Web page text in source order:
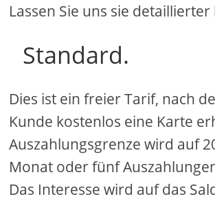
Lassen Sie uns sie
Standard.
Dies ist ein freier Tarif, nach
Kunde kostenlos eine Karte
Auszahlungsgrenze wird auf
Monat oder fünf
Das Interesse wird auf das